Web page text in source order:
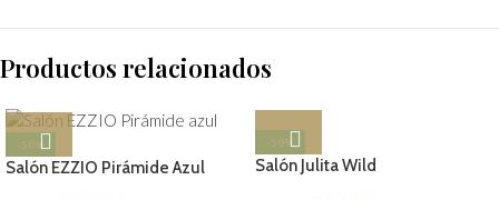
Productos relacionados
-50%
Salón EZZIO Pirámide Azul
-50%
Salón Julita Wild